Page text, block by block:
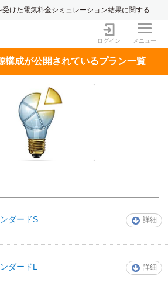
中東情勢を受けた電気料金シミュレーション結果に関するご案内
ガス比較サイト エネチェンジ
ログイン メニュー
構成が公開されているプラン一覧
ダードS 詳細
ダードL 詳細